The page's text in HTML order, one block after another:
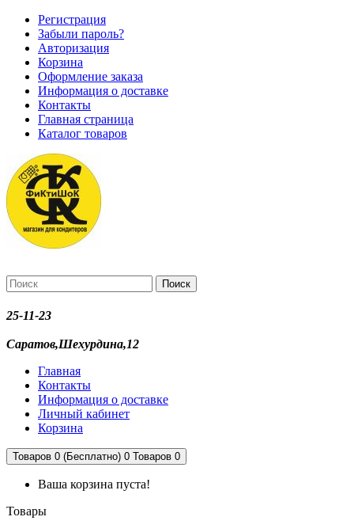
Регистрация
Забыли пароль?
Авторизация
Корзина
Оформление заказа
Информация о доставке
Контакты
Главная страница
Каталог товаров
Поиск
25-11-23
Саратов,Шехурдина,12
Главная
Контакты
Информация о доставке
Личный кабинет
Корзина
Товаров 0 (Бесплатно) 0 Товаров 0
Ваша корзина пуста!
Товары